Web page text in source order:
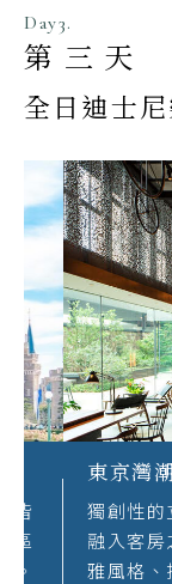
Day3.
第三天
全日迪士
東京灣潮
獨創性的立
融入客房之
雅風格、搭